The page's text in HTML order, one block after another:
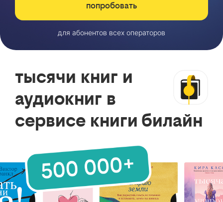
попробовать
для абонентов всех операторов
тысячи книг и
аудиокниг в
сервисе книги билайн